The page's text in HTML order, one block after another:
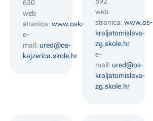
630
web
stranica: www.oskajzerica.hr
e-
mail: ured@os-
kajzerica.skole.hr
web
stranica: www.os-
kraljatomislava-
zg.skole.hr
e-
mail: ured@os-
kraljatomislava-
zg.skole.hr